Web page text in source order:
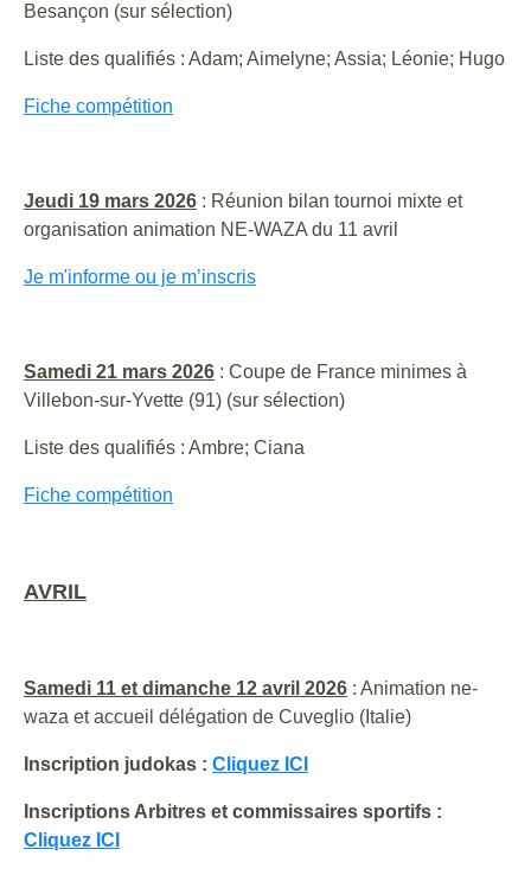
Besançon (sur sélection)
Liste des qualifiés : Adam; Aimelyne; Assia; Léonie; Hugo
Fiche compétition
Jeudi 19 mars 2026 : Réunion bilan tournoi mixte et
organisation animation NE-WAZA du 11 avril
Je m'informe ou je m’inscris
Samedi 21 mars 2026 : Coupe de France minimes à
Villebon-sur-Yvette (91) (sur sélection)
Liste des qualifiés : Ambre; Ciana
Fiche compétition
AVRIL
Samedi 11 et dimanche 12 avril 2026 : Animation ne-
waza et accueil délégation de Cuveglio (Italie)
Inscription judokas : Cliquez ICI
Inscriptions Arbitres et commissaires sportifs :
Cliquez ICI